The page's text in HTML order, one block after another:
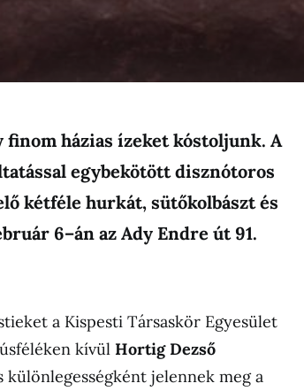
finom házias ízeket kóstoljunk. A
egybekötött disznótoros
kétféle hurkát, sütőkolbászt és
6–án az Ady Endre út 91.
a Kispesti Társaskör Egyesület
kívül Hortig Dezső
jelennek meg a